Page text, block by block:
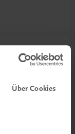
Über Cookies